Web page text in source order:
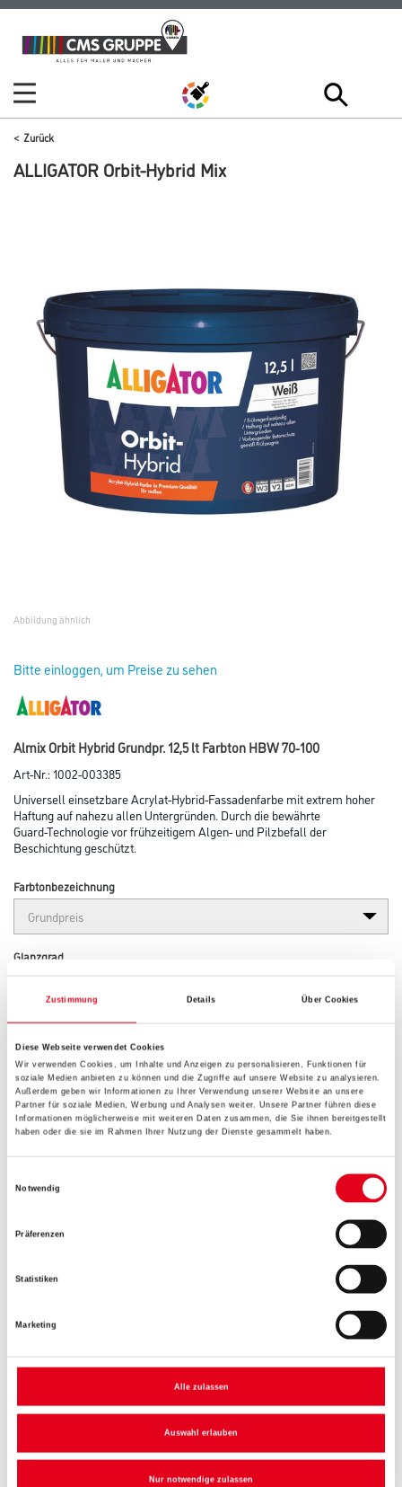
Zustimmung Details Über Cookies
Diese Webseite verwendet Cookies
Wir verwenden Cookies, um Inhalte und Anzeigen zu personalisieren, Funktionen für
soziale Medien anbieten zu können und die Zugriffe auf unsere Website zu analysieren.
Außerdem geben wir Informationen zu Ihrer Verwendung unserer Website an unsere
Partner für soziale Medien, Werbung und Analysen weiter. Unsere Partner führen diese
Informationen möglicherweise mit weiteren Daten zusammen, die Sie ihnen bereitgestellt
haben oder die sie im Rahmen Ihrer Nutzung der Dienste gesammelt haben.
Notwendig
Präferenzen
Statistiken
Marketing
Alle zulassen
Auswahl erlauben
Nur notwendige zulassen
Zum
Inhalt
Zum
Navigationsmenü
Zurück
ALLIGATOR Orbit-Hybrid Mix
Abbildung ähnlich
Bitte einloggen, um Preise zu sehen
Almix Orbit Hybrid Grundpr. 12,5 lt Farbton HBW 70-100
Art-Nr.:1002-003385
Universell einsetzbare Acrylat-Hybrid-Fassadenfarbe mit extrem hoher
Haftung auf nahezu allen Untergründen. Durch die bewährte
Guard-Technologie vor frühzeitigem Algen- und Pilzbefall der
Beschichtung geschützt.
Farbtonbezeichnung
Glanzgrad
Gebinde
Zur Farbauswahl für Ihren Wunschfarbton
Zur Weißware
PRODUKTEIGENSCHAFTEN